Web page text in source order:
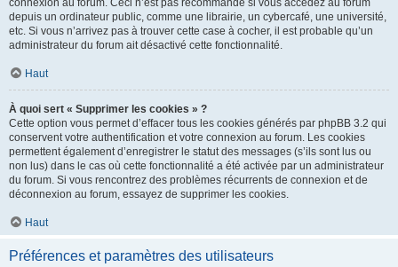
connexion au forum. Ceci n’est pas recommandé si vous accédez au forum
depuis un ordinateur public, comme une librairie, un cybercafé, une université,
etc. Si vous n’arrivez pas à trouver cette case à cocher, il est probable qu’un
administrateur du forum ait désactivé cette fonctionnalité.
Haut
À quoi sert « Supprimer les cookies » ?
Cette option vous permet d’effacer tous les cookies générés par phpBB 3.2 qui
conservent votre authentification et votre connexion au forum. Les cookies
permettent également d’enregistrer le statut des messages (s’ils sont lus ou
non lus) dans le cas où cette fonctionnalité a été activée par un administrateur
du forum. Si vous rencontrez des problèmes récurrents de connexion et de
déconnexion au forum, essayez de supprimer les cookies.
Haut
Préférences et paramètres des utilisateurs